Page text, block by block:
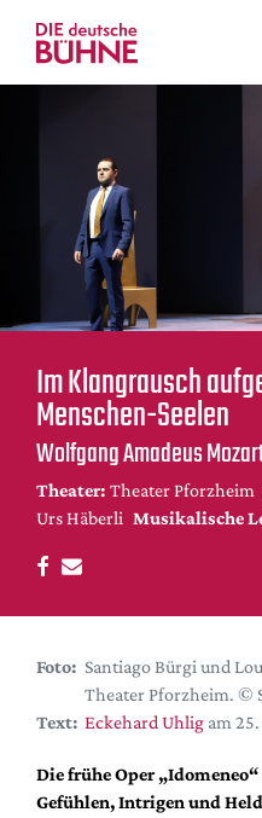
Musiktheater
Tanz
Crossover
Bühnenwelt
Festivals &
Menschen & Theater
Themen
Internationales
Nachrufe
Medientipps
DdB-map
Festival-Planer
Hefte
Alle Hefte
Leseproben
Im Klangrausch
Menschen-Seelen
Wolfgang Amadeus
Theater: Theater Pforzheim
Urs Häberli Musikalische
Foto: Santiago Bürgi und
Theater Pforzheim. ©
Text: Eckehard Uhlig am
Die frühe Oper
Gefühlen, Intrigen und